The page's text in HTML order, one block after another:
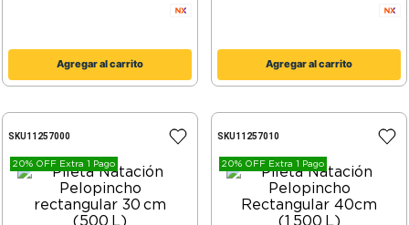
Agregar al carrito Agregar al carrito
SKU11257000
20% OFF Extra 1 Pago
SKU11257010
20% OFF Extra 1 Pago